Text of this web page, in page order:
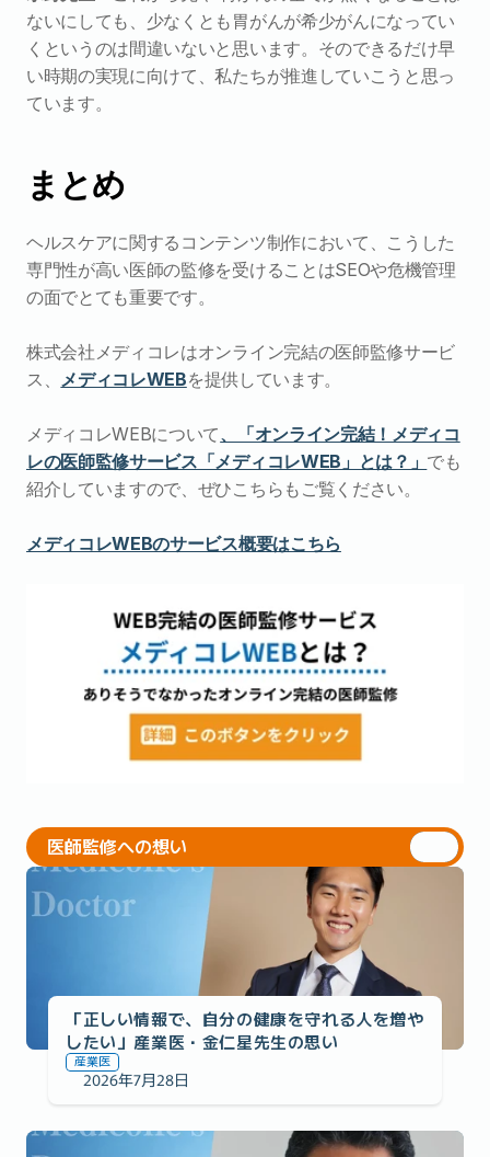
ないにしても、少なくとも胃がんが希少がんになってい
くというのは間違いないと思います。そのできるだけ早
い時期の実現に向けて、私たちが推進していこうと思っ
ています。
まとめ
ヘルスケアに関するコンテンツ制作において、こうした
専門性が高い医師の監修を受けることはSEOや危機管理
の面でとても重要です。
株式会社メディコレはオンライン完結の医師監修サービ
ス、
メディコレWEBを提供しています。
メディコレWEBについて、「オンライン完結！メディコ
レの医師監修サービス「メディコレWEB」とは？」 でも
紹介していますので、ぜひこちらもご覧ください。
メディコレWEBのサービス概要はこちら
医師監修への想い
医師監修への想い
「正しい情報で、自分の健康を守れる人を増や
したい」産業医・金仁星先生の思い
産業医
2026年7月28日
医師監修への想い